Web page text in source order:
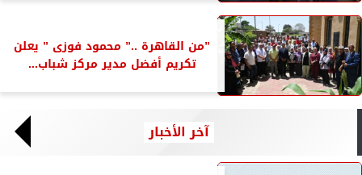
”من القاهرة ..” محمود فوزى ” يعلن
تكريم أفضل مدير مركز شباب...
آخر الأخبار